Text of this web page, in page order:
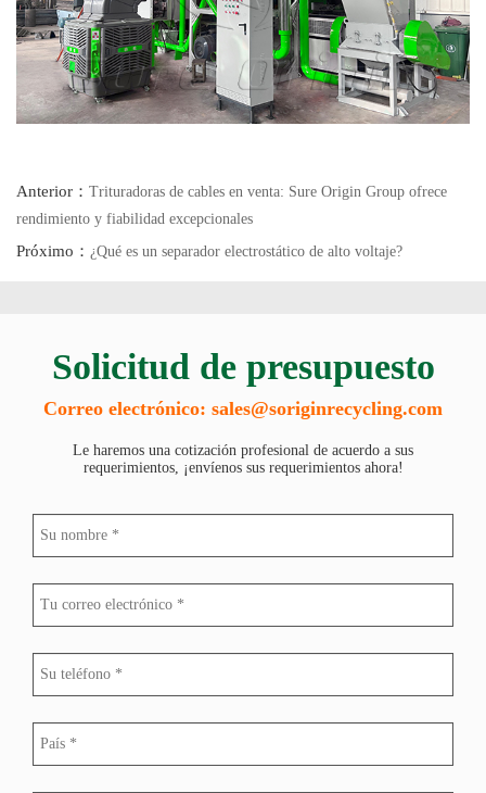
Anterior： Trituradoras de cables en venta: Sure Origin Group ofrece
rendimiento y fiabilidad excepcionales
Próximo： ¿Qué es un separador electrostático de alto voltaje?
Solicitud de presupuesto
Correo electrónico: sales@soriginrecycling.com
Le haremos una cotización profesional de acuerdo a sus
requerimientos, ¡envíenos sus requerimientos ahora!